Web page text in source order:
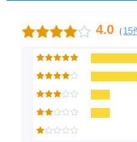
4.0 （15